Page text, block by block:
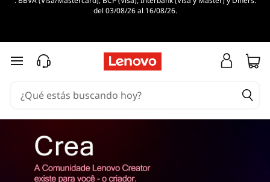
del 03/08/26 al 16/08/26.
Ir al contenido principal